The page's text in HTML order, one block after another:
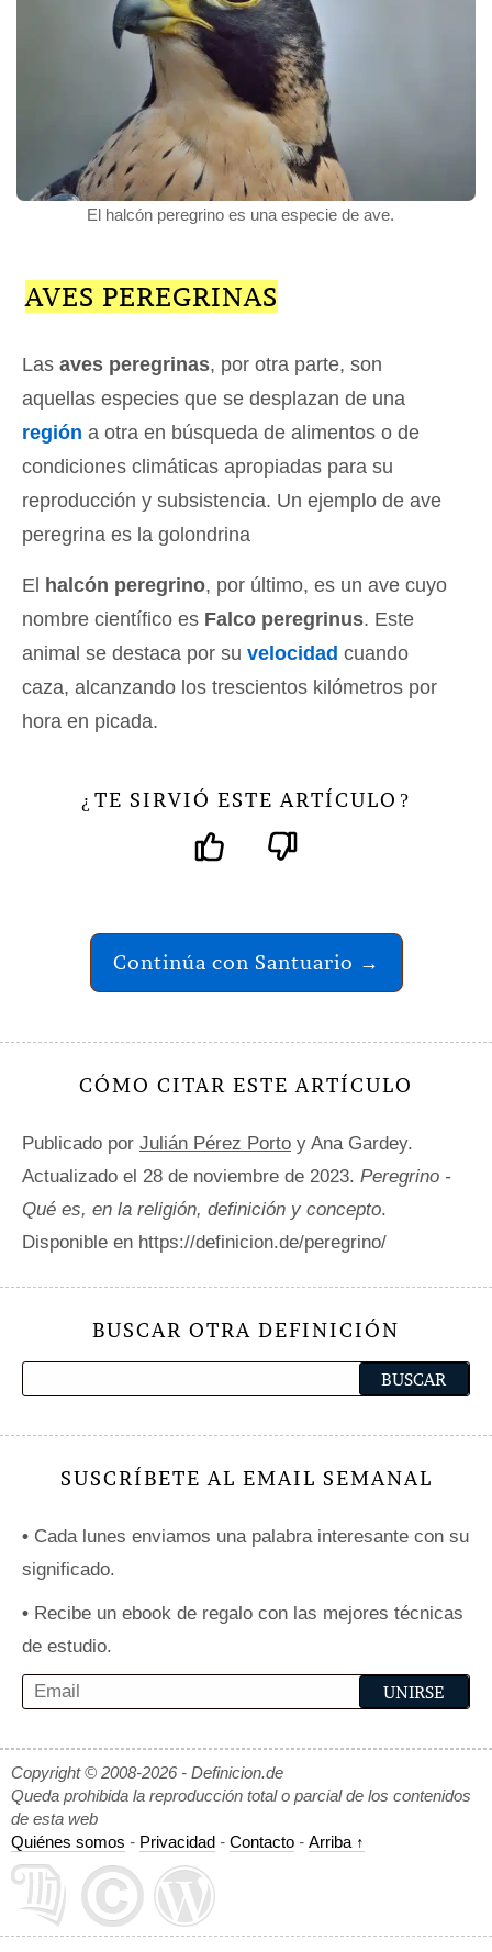
El halcón peregrino es una especie de ave.
AVES PEREGRINAS
Las aves peregrinas, por otra parte, son
aquellas especies que se desplazan de una
región a otra en búsqueda de alimentos o de
condiciones climáticas apropiadas para su
reproducción y subsistencia. Un ejemplo de ave
peregrina es la golondrina
El halcón peregrino, por último, es un ave cuyo
nombre científico es Falco peregrinus. Este
animal se destaca por su velocidad cuando
caza, alcanzando los trescientos kilómetros por
hora en picada.
¿ TE SIRVIÓ ESTE ARTÍCULO ?
Continúa con Santuario →
CÓMO CITAR ESTE ARTÍCULO
Publicado por Julián Pérez Porto y Ana Gardey.
Actualizado el 28 de noviembre de 2023. Peregrino -
Qué es, en la religión, definición y concepto.
Disponible en https://definicion.de/peregrino/
BUSCAR OTRA DEFINICIÓN
SUSCRÍBETE AL EMAIL SEMANAL
• Cada lunes enviamos una palabra interesante con su
significado.
• Recibe un ebook de regalo con las mejores técnicas
de estudio.
Copyright © 2008-2026 - Definicion.de
Queda prohibida la reproducción total o parcial de los contenidos
de esta web
Quiénes somos - Privacidad - Contacto - Arriba ↑